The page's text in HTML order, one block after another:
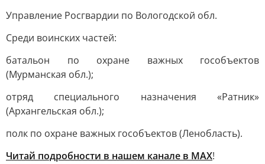
Управление Росгвардии по Вологодской обл.
Среди воинских частей:
батальон по охране важных гособъектов
(Мурманская обл.);
отряд специального назначения «Ратник»
(Архангельская обл.);
полк по охране важных гособъектов (Ленобласть).
Читай подробности в нашем канале в МАХ!